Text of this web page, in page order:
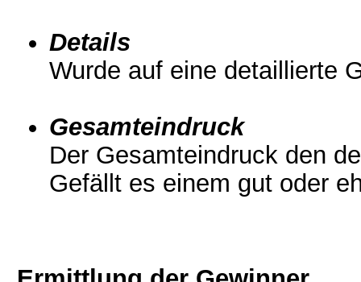
Details
Wurde auf eine detaillierte
Gesamteindruck
Der Gesamteindruck den
Gefällt es einem gut oder